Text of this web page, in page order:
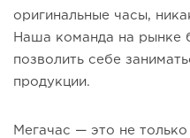
оригинальные часы,
Наша команда на рынке
позволить себе
продукции.
Мегачас — это не